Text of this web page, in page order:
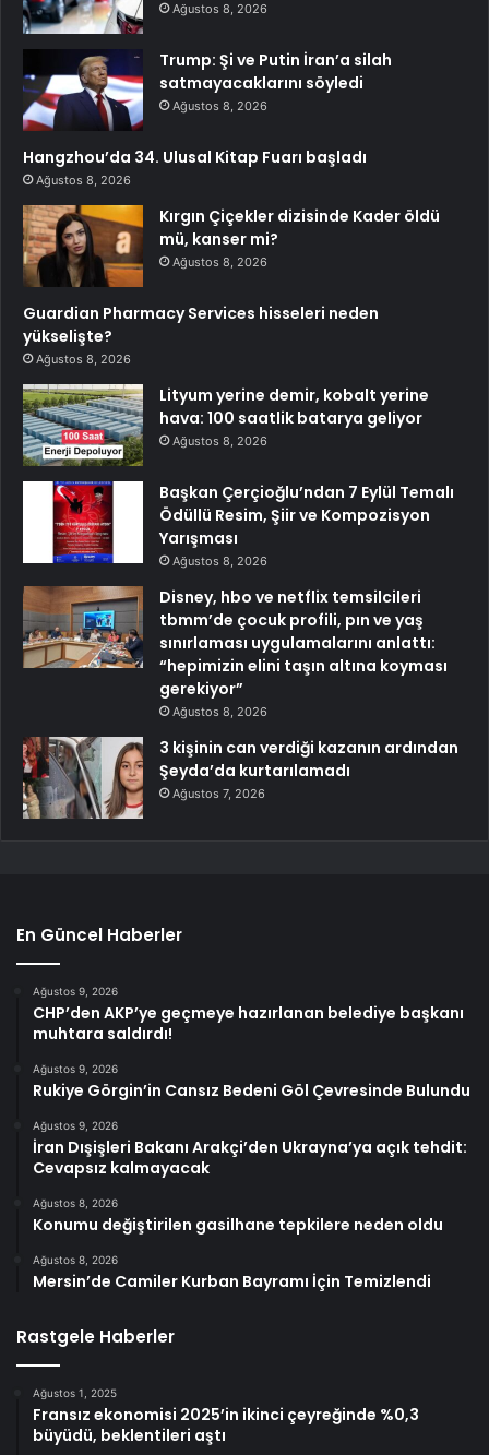
Ağustos 8, 2026
Trump: Şi ve Putin İran’a silah
satmayacaklarını söyledi
Ağustos 8, 2026
Hangzhou’da 34. Ulusal Kitap Fuarı başladı
Ağustos 8, 2026
Kırgın Çiçekler dizisinde Kader öldü
mü, kanser mi?
Ağustos 8, 2026
Guardian Pharmacy Services hisseleri neden
yükselişte?
Ağustos 8, 2026
Lityum yerine demir, kobalt yerine
hava: 100 saatlik batarya geliyor
Ağustos 8, 2026
Başkan Çerçioğlu’ndan 7 Eylül Temalı
Ödüllü Resim, Şiir ve Kompozisyon
Yarışması
Ağustos 8, 2026
Disney, hbo ve netflix temsilcileri
tbmm’de çocuk profili, pın ve yaş
sınırlaması uygulamalarını anlattı:
“hepimizin elini taşın altına koyması
gerekiyor”
Ağustos 8, 2026
3 kişinin can verdiği kazanın ardından
Şeyda’da kurtarılamadı
Ağustos 7, 2026
En Güncel Haberler
Ağustos 9, 2026
CHP’den AKP’ye geçmeye hazırlanan belediye başkanı
muhtara saldırdı!
Ağustos 9, 2026
Rukiye Görgin’in Cansız Bedeni Göl Çevresinde Bulundu
Ağustos 9, 2026
İran Dışişleri Bakanı Arakçi’den Ukrayna’ya açık tehdit:
Cevapsız kalmayacak
Ağustos 8, 2026
Konumu değiştirilen gasilhane tepkilere neden oldu
Ağustos 8, 2026
Mersin’de Camiler Kurban Bayramı İçin Temizlendi
Rastgele Haberler
Ağustos 1, 2025
Fransız ekonomisi 2025’in ikinci çeyreğinde %0,3
büyüdü, beklentileri aştı